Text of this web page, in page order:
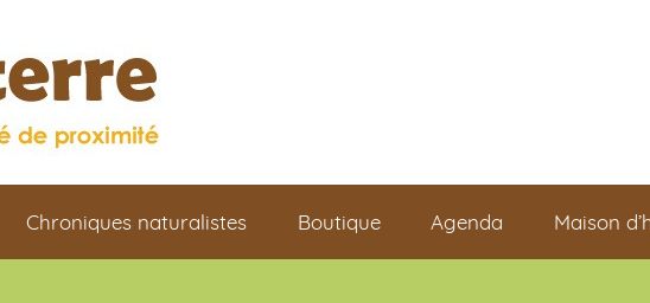
Chroniques naturalistes Boutique Agenda Maison